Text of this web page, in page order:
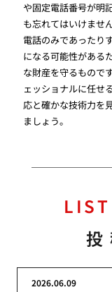
や固定電話番号が明
も忘れてはいけませ
電話のみであったり
になる可能性がある
な財産を守るもので
ェッショナルに任せ
応と確かな技術力を
ましょう。
2026.06.09